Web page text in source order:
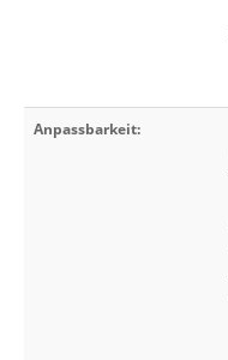
Anpassbarkeit: